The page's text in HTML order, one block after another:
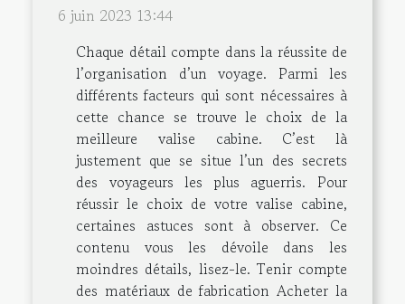
6 juin 2023 13:44
Chaque détail compte dans la réussite de
l’organisation d’un voyage. Parmi les
différents facteurs qui sont nécessaires à
cette chance se trouve le choix de la
meilleure valise cabine. C’est là
justement que se situe l’un des secrets
des voyageurs les plus aguerris. Pour
réussir le choix de votre valise cabine,
certaines astuces sont à observer. Ce
contenu vous les dévoile dans les
moindres détails, lisez-le. Tenir compte
des matériaux de fabrication Acheter la